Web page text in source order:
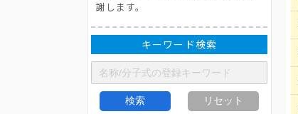
謝します。
キーワード検索
検索 リセット